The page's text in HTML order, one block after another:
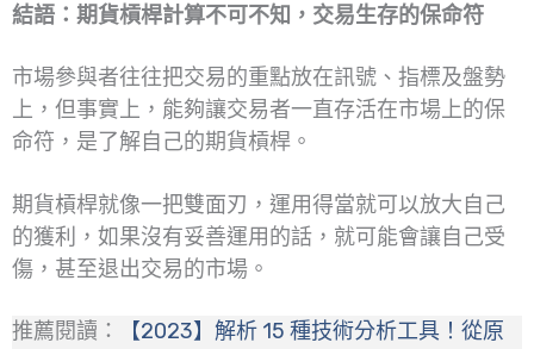
結語：期貨槓桿計算不可不知，交易生存的保命符
市場參與者往往把交易的重點放在訊號、指標及盤勢
上，但事實上，能夠讓交易者一直存活在市場上的保
命符，是了解自己的期貨槓桿。
期貨槓桿就像一把雙面刃，運用得當就可以放大自己
的獲利，如果沒有妥善運用的話，就可能會讓自己受
傷，甚至退出交易的市場。
推薦閱讀：
【2023】解析 15 種技術分析工具！從原